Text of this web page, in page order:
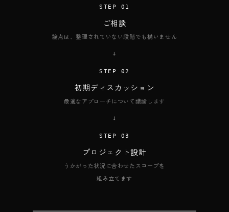
STEP 01
ご相談
論点は、整理されていない段階でも構いません
→
STEP 02
初期ディスカッション
最適なアプローチについて議論します
→
STEP 03
プロジェクト設計
うかがった状況に合わせたスコープを
組み立てます